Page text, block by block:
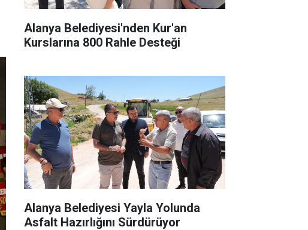
Alanya Belediyesi'nden Kur'an
Kurslarına 800 Rahle Desteği
Alanya Belediyesi Yayla Yolunda
Asfalt Hazırlığını Sürdürüyor